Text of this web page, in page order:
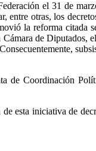
el 31 de
entre otras, los
la reforma citada
de Diputados,
de Coordinación
esta iniciativa de